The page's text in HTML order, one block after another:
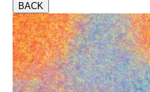
BACK